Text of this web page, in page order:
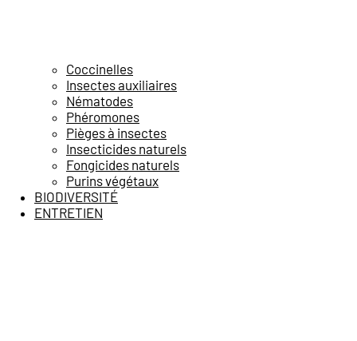
Coccinelles
Insectes auxiliaires
Nématodes
Phéromones
Pièges à insectes
Insecticides naturels
Fongicides naturels
Purins végétaux
BIODIVERSITÉ
ENTRETIEN